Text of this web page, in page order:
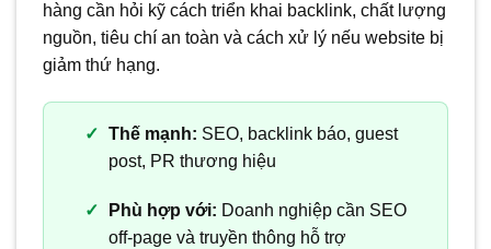
hàng cần hỏi kỹ cách triển khai backlink, chất lượng
nguồn, tiêu chí an toàn và cách xử lý nếu website bị
giảm thứ hạng.
Thế mạnh: SEO, backlink báo, guest
post, PR thương hiệu
Phù hợp với: Doanh nghiệp cần SEO
off-page và truyền thông hỗ trợ